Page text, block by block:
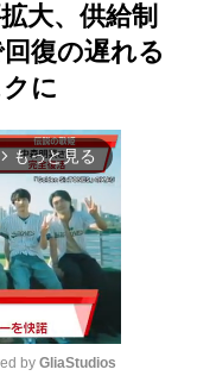
大、供給制
復の遅れる
に
arrow_forward_ios もっと見る
by GliaStudios